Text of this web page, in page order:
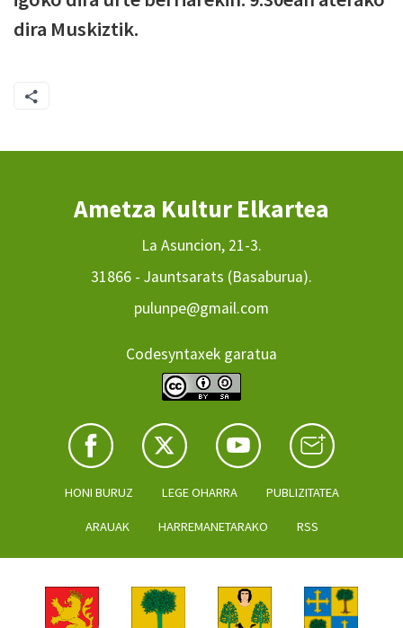
dira Muskiztik.
Ametza Kultur Elkartea
La Asuncion, 21-3.
31866 - Jauntsarats (Basaburua).
pulunpe@gmail.com
Codesyntaxek garatua
HONI BURUZ LEGE OHARRA PUBLIZITATEA
ARAUAK HARREMANETARAKO RSS